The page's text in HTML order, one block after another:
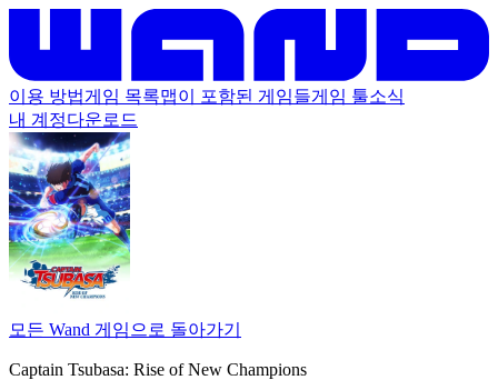
이용 방법게임 목록맵이 포함된 게임들게임 툴소식
내 계정다운로드
모든 Wand 게임으로 돌아가기
Captain Tsubasa: Rise of New Champions